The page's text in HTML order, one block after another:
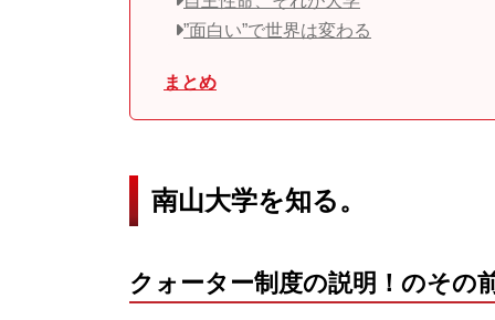
”面白い”で世界は変わる
まとめ
南山大学を知る。
クォーター制度の説明！のその